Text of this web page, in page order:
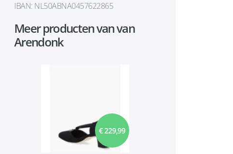
IBAN: NL50ABNA0457622865
Meer producten van van
Arendonk
€ 229,99